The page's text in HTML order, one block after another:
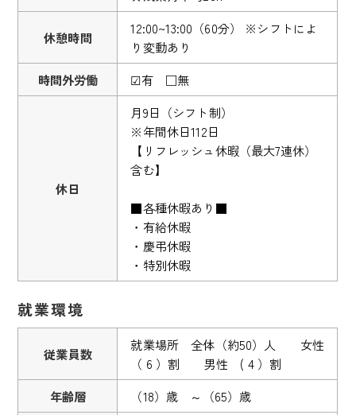
休憩時間
12:00~13:00（60分） ※シフトによ
り変動あり
時間外労働
☑有 □無
休日
月9日（シフト制）
※年間休日112日
【リフレッシュ休暇（最大7連休）
含む】
■各種休暇あり■
・有給休暇
・慶弔休暇
・特別休暇
就業環境
従業員数
就業場所 全体（約50）人 女性
（ 6 ）割 男性 ( 4 ）割
年齢層
（18）歳 ～（65）歳